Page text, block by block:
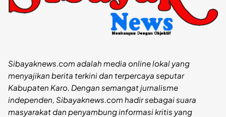
Sibayaknews.com adalah media online lokal yang
menyajikan berita terkini dan terpercaya seputar
Kabupaten Karo. Dengan semangat jurnalisme
independen, Sibayaknews.com hadir sebagai suara
masyarakat dan penyambung informasi kritis yang